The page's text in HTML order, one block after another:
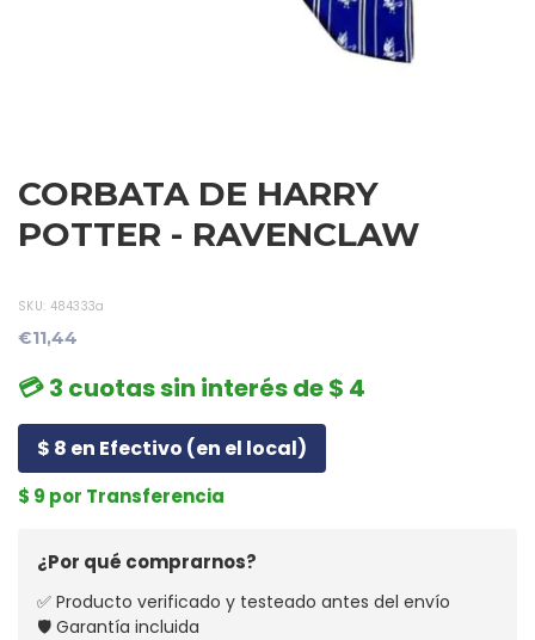
CORBATA DE HARRY
POTTER - RAVENCLAW
SKU: 484333a
€11,44
💳 3 cuotas sin interés de $ 4
$ 8 en Efectivo (en el local)
$ 9 por Transferencia
¿Por qué comprarnos?
✅ Producto verificado y testeado antes del envío
🛡️ Garantía incluida